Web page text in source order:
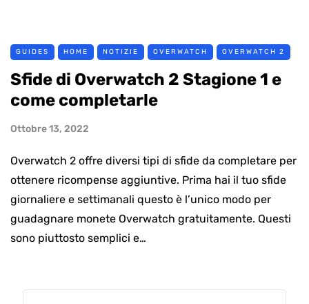
GUIDES HOME NOTIZIE OVERWATCH OVERWATCH 2
Sfide di Overwatch 2 Stagione 1 e
come completarle
Ottobre 13, 2022
Overwatch 2 offre diversi tipi di sfide da completare per
ottenere ricompense aggiuntive. Prima hai il tuo sfide
giornaliere e settimanali questo è l’unico modo per
guadagnare monete Overwatch gratuitamente. Questi
sono piuttosto semplici e…